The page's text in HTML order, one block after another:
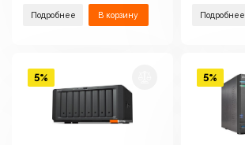
Подробнее В корзину Подробнее
5% 5%